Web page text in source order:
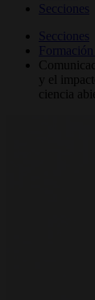
Secciones
Secciones
y el
ciencia